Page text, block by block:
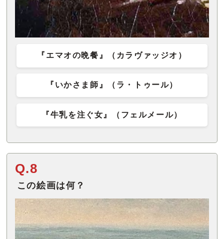
『エマオの晩餐』（カラヴァッジオ）
『いかさま師』（ラ・トゥール）
『牛乳を注ぐ女』（フェルメール）
Q.8
この絵画は何？